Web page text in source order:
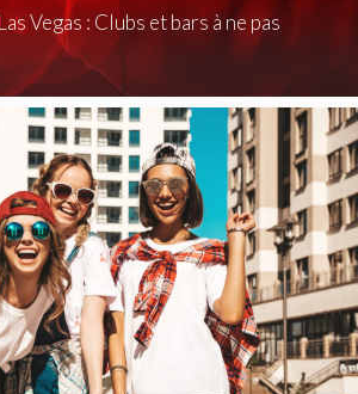
Vegas : Clubs et bars à ne pas